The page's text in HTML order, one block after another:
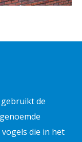
de
die in het